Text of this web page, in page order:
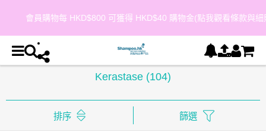
會員購物每 HKD$800 可獲得 HKD$40 購物金(點我觀看條款與細則)
Kerastase (104)
排序 篩選